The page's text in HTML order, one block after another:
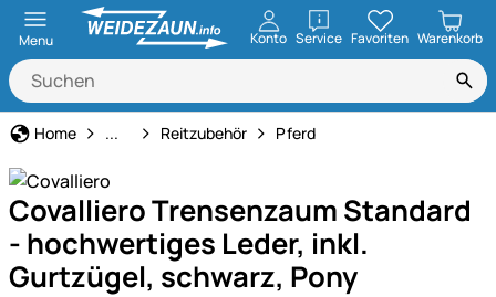
Menu Konto ServiceöffnenFavoriten Warenkorb
Home Pferdehaltung
... Reitzubehör Pferd
Covalliero Trensenzaum Standard
- hochwertiges Leder, inkl.
Gurtzügel, schwarz, Pony